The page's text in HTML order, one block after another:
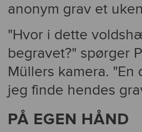
anonym grav et
"Hvor i dette
begravet?" spørger
Müllers kamera.
jeg finde hendes
PÅ EGEN HÅND